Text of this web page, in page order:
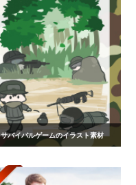
サバイバルゲームのイラスト素材